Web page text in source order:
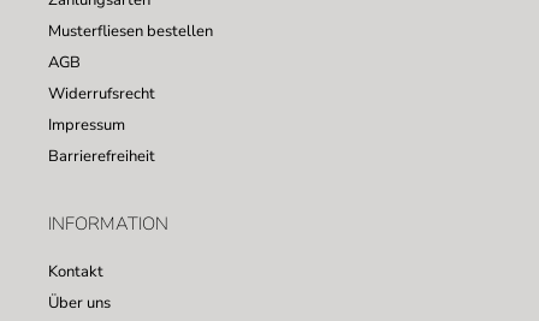
Musterfliesen bestellen
AGB
Widerrufsrecht
Impressum
Barrierefreiheit
INFORMATION
Kontakt
Über uns